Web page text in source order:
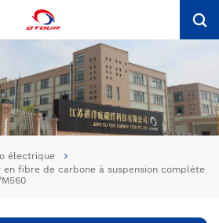
électrique
en fibre de carbone à suspension complète